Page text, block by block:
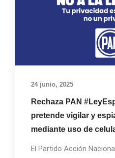
24 junio, 2025
Rechaza PAN
pretende vigilar y
mediante uso de
El Partido Acción